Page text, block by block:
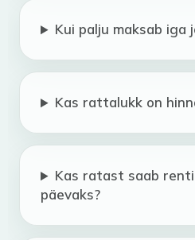
Kui palju maksab iga
Kas rattalukk on
Kas ratast saab
päevaks?